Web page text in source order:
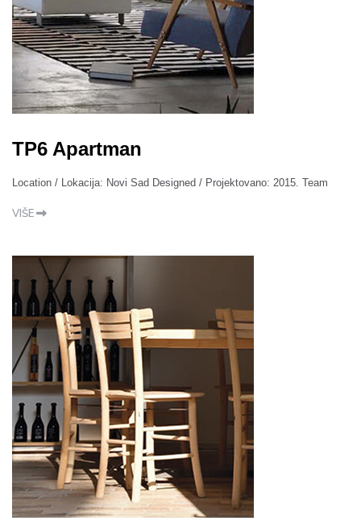
TP6 Apartman
Location / Lokacija: Novi Sad Designed / Projektovano: 2015. Team
VIŠE